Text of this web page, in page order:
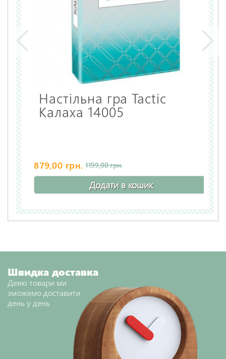
Настільна гра Tactic
Калаха 14005
879,00 грн. 1199,00 грн.
Додати в кошик
Швидка доставка
Деякі товари ми
зможемо доставити
день у день